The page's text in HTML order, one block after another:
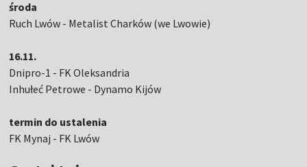
środa
Ruch Lwów - Metalist Charków (we Lwowie)
16.11.
Dnipro-1 - FK Oleksandria
Inhułeć Petrowe - Dynamo Kijów
termin do ustalenia
FK Mynaj - FK Lwów